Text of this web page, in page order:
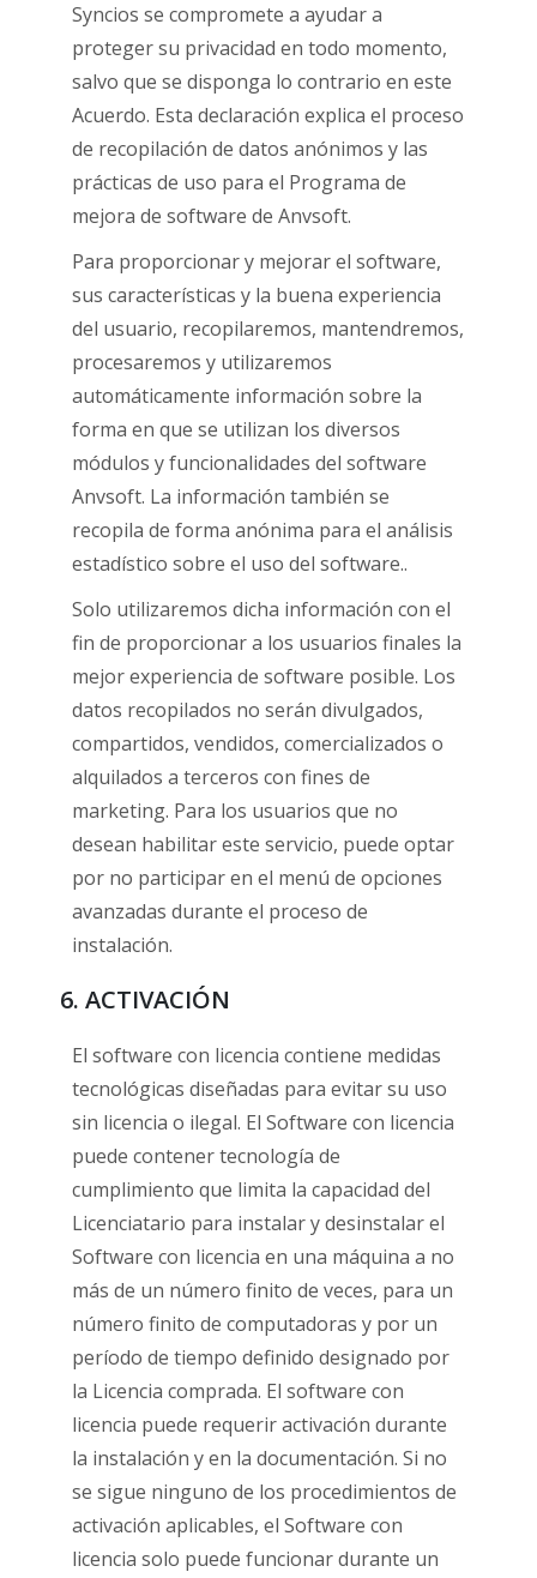
Syncios se compromete a ayudar a
proteger su privacidad en todo momento,
salvo que se disponga lo contrario en este
Acuerdo. Esta declaración explica el proceso
de recopilación de datos anónimos y las
prácticas de uso para el Programa de
mejora de software de Anvsoft.
Para proporcionar y mejorar el software,
sus características y la buena experiencia
del usuario, recopilaremos, mantendremos,
procesaremos y utilizaremos
automáticamente información sobre la
forma en que se utilizan los diversos
módulos y funcionalidades del software
Anvsoft. La información también se
recopila de forma anónima para el análisis
estadístico sobre el uso del software..
Solo utilizaremos dicha información con el
fin de proporcionar a los usuarios finales la
mejor experiencia de software posible. Los
datos recopilados no serán divulgados,
compartidos, vendidos, comercializados o
alquilados a terceros con fines de
marketing. Para los usuarios que no
desean habilitar este servicio, puede optar
por no participar en el menú de opciones
avanzadas durante el proceso de
instalación.
6. ACTIVACIÓN
El software con licencia contiene medidas
tecnológicas diseñadas para evitar su uso
sin licencia o ilegal. El Software con licencia
puede contener tecnología de
cumplimiento que limita la capacidad del
Licenciatario para instalar y desinstalar el
Software con licencia en una máquina a no
más de un número finito de veces, para un
número finito de computadoras y por un
período de tiempo definido designado por
la Licencia comprada. El software con
licencia puede requerir activación durante
la instalación y en la documentación. Si no
se sigue ninguno de los procedimientos de
activación aplicables, el Software con
licencia solo puede funcionar durante un